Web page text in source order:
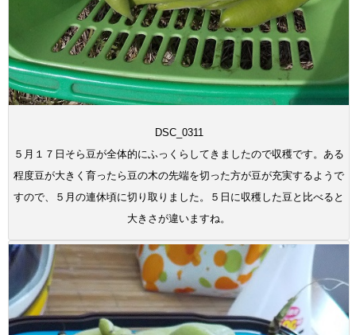
DSC_0311
５月１７日そら豆が全体的にふっくらしてきましたので収穫です。ある
程度豆が大きく育ったら豆の木の先端を切った方が豆が充実するようで
すので、５月の連休頃に切り取りました。５日に収穫した豆と比べると
大きさが違いますね。